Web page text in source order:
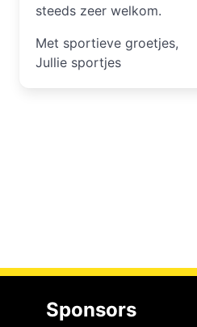
steeds zeer welkom.
Met sportieve groetjes,
Jullie sportjes
Sponsors